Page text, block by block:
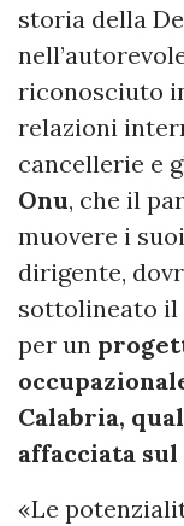
storia della
riconosciuto
relazioni
cancellerie e
Onu, che il
muovere i
dirigente,
sottolineato il
per un
Calabria,
affacciata
«Le